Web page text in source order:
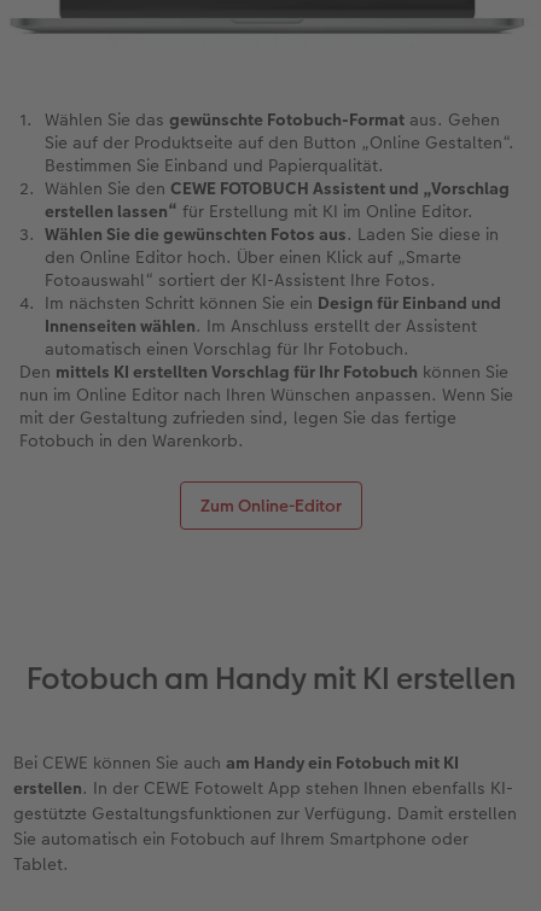
Wählen Sie das gewünschte Fotobuch-Format aus. Gehen
Sie auf der Produktseite auf den Button „Online Gestalten“.
Bestimmen Sie Einband und Papierqualität.
Wählen Sie den CEWE FOTOBUCH Assistent und „Vorschlag
erstellen lassen“ für Erstellung mit KI im Online Editor.
Wählen Sie die gewünschten Fotos aus. Laden Sie diese in
den Online Editor hoch. Über einen Klick auf „Smarte
Fotoauswahl“ sortiert der KI-Assistent Ihre Fotos.
Im nächsten Schritt können Sie ein Design für Einband und
Innenseiten wählen. Im Anschluss erstellt der Assistent
automatisch einen Vorschlag für Ihr Fotobuch.
Den mittels KI erstellten Vorschlag für Ihr Fotobuch können Sie
nun im Online Editor nach Ihren Wünschen anpassen. Wenn Sie
mit der Gestaltung zufrieden sind, legen Sie das fertige
Fotobuch in den Warenkorb.
Zum Online-Editor
Fotobuch am Handy mit KI erstellen
Bei CEWE können Sie aucham Handy ein Fotobuch mit KI
erstellen. In der CEWE Fotowelt App stehen Ihnen ebenfalls KI-
gestützte Gestaltungsfunktionen zur Verfügung. Damit erstellen
Sie automatisch ein Fotobuch auf Ihrem Smartphone oder
Tablet.